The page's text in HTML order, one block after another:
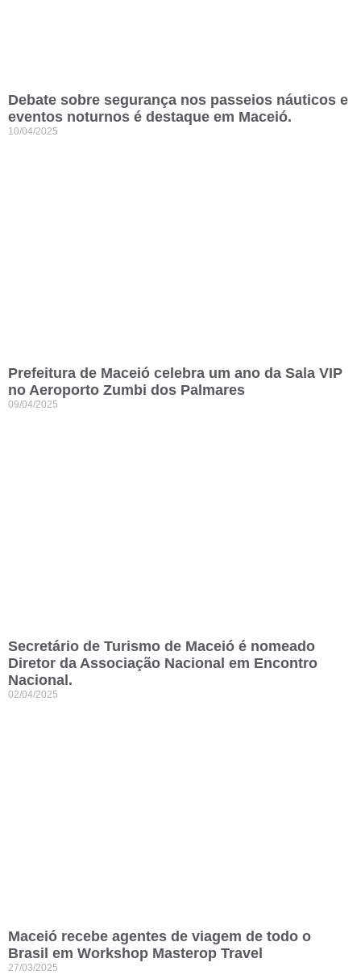
Debate sobre segurança nos passeios náuticos e
eventos noturnos é destaque em Maceió.
10/04/2025
Prefeitura de Maceió celebra um ano da Sala VIP
no Aeroporto Zumbi dos Palmares
09/04/2025
Secretário de Turismo de Maceió é nomeado
Diretor da Associação Nacional em Encontro
Nacional.
02/04/2025
Maceió recebe agentes de viagem de todo o
Brasil em Workshop Masterop Travel
27/03/2025